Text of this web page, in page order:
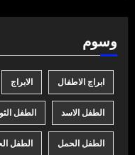
وسوم
ابراج الاطفال الابراج
الطفل الاسد الطفل
الطفل الحمل الطفل